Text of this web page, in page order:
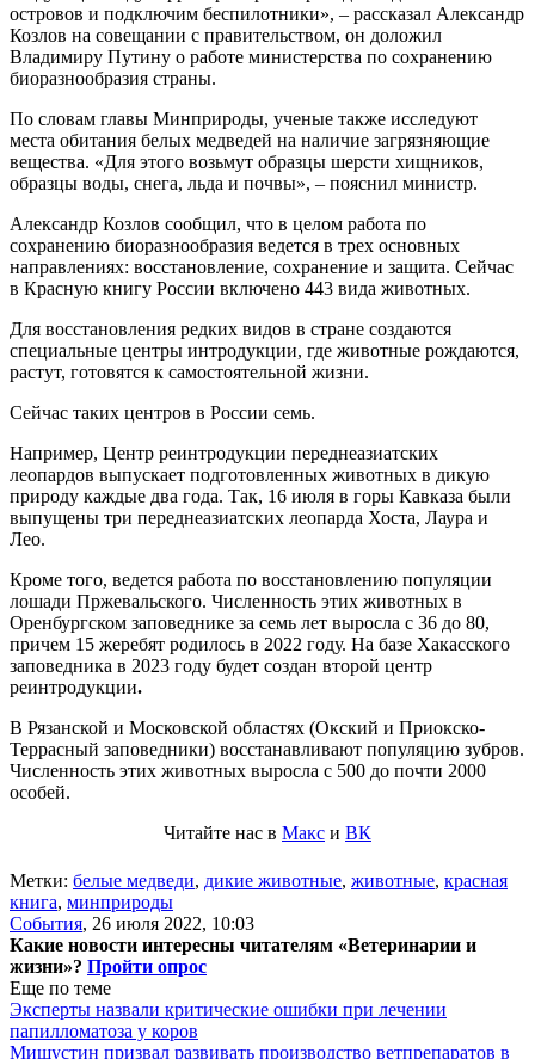
островов и подключим беспилотники», – рассказал Александр
Козлов на совещании с правительством, он доложил
Владимиру Путину о работе министерства по сохранению
биоразнообразия страны.
По словам главы Минприроды, ученые также исследуют
места обитания белых медведей на наличие загрязняющие
вещества. «Для этого возьмут образцы шерсти хищников,
образцы воды, снега, льда и почвы», – пояснил министр.
Александр Козлов сообщил, что в целом работа по
сохранению биоразнообразия ведется в трех основных
направлениях: восстановление, сохранение и защита. Сейчас
в Красную книгу России включено 443 вида животных.
Для восстановления редких видов в стране создаются
специальные центры интродукции, где животные рождаются,
растут, готовятся к самостоятельной жизни.
Сейчас таких центров в России семь.
Например, Центр реинтродукции переднеазиатских
леопардов выпускает подготовленных животных в дикую
природу каждые два года. Так, 16 июля в горы Кавказа были
выпущены три переднеазиатских леопарда Хоста, Лаура и
Лео.
Кроме того, ведется работа по восстановлению популяции
лошади Пржевальского. Численность этих животных в
Оренбургском заповеднике за семь лет выросла с 36 до 80,
причем 15 жеребят родилось в 2022 году. На базе Хакасского
заповедника в 2023 году будет создан второй центр
реинтродукции.
В Рязанской и Московской областях (Окский и Приокско-
Террасный заповедники) восстанавливают популяцию зубров.
Численность этих животных выросла с 500 до почти 2000
особей.
Читайте нас в Макс и ВК
Метки: белые медведи, дикие животные, животные, красная
книга, минприроды
События, 26 июля 2022, 10:03
Какие новости интересны читателям «Ветеринарии и
жизни»? Пройти опрос
Еще по теме
Эксперты назвали критические ошибки при лечении
папилломатоза у коров
Мишустин призвал развивать производство ветпрепаратов в